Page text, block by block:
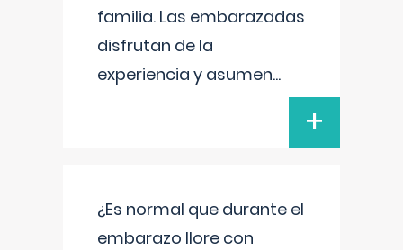
familia. Las embarazadas
disfrutan de la
experiencia y asumen...
+
¿Es normal que durante el
embarazo llore con